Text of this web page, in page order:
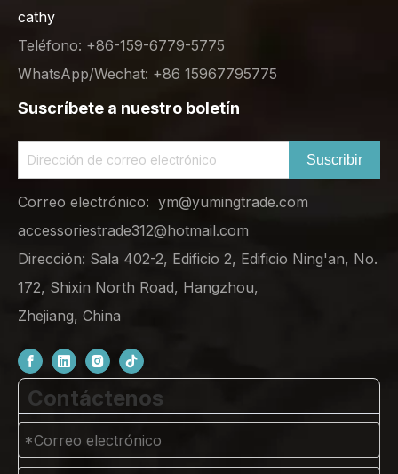
cathy
Teléfono: +86-159-6779-5775
WhatsApp/Wechat: +86 15967795775
Suscríbete a nuestro boletín
Suscribir
Correo electrónico: ym@yumingtrade.com
accessoriestrade312@hotmail.com
Dirección: Sala 402-2, Edificio 2, Edificio Ning'an, No.
172, Shixin North Road, Hangzhou,
Zhejiang, China
Contáctenos